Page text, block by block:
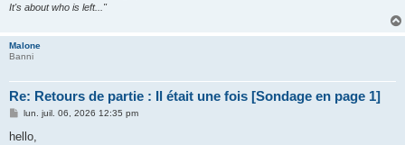
It's about who is left..."
Malone
Banni
Re: Retours de partie : Il était une fois [Sondage en page 1]
M
s
lun. juil. 06, 2026 12:35 pm
hello,